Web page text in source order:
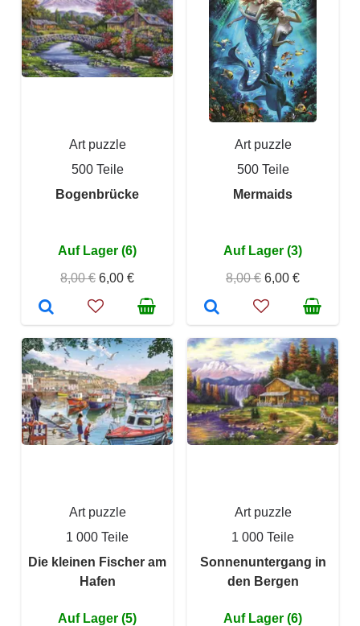
Art puzzle
500 Teile
Bogenbrücke
Auf Lager (6)
8,00 € 6,00 €
Art puzzle
500 Teile
Mermaids
Auf Lager (3)
8,00 € 6,00 €
Art puzzle
1 000 Teile
Die kleinen Fischer am
Hafen
Auf Lager (5)
Art puzzle
1 000 Teile
Sonnenuntergang in
den Bergen
Auf Lager (6)